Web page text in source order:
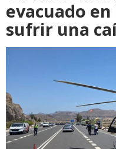
evacuado
sufrir una